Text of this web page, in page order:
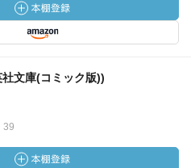
文庫(コミック版))
39